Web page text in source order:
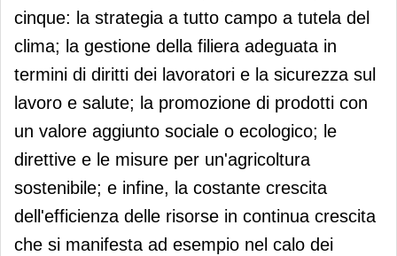
cinque: la strategia a tutto campo a tutela del
clima; la gestione della filiera adeguata in
termini di diritti dei lavoratori e la sicurezza sul
lavoro e salute; la promozione di prodotti con
un valore aggiunto sociale o ecologico; le
direttive e le misure per un'agricoltura
sostenibile; e infine, la costante crescita
dell'efficienza delle risorse in continua crescita
che si manifesta ad esempio nel calo dei